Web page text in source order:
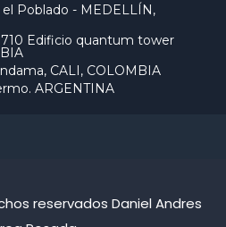
Poblado - MEDELLÍN,
710 Edificio quantum tower
CALI, COLOMBIA
ARGENTINA
reservados Daniel Andres